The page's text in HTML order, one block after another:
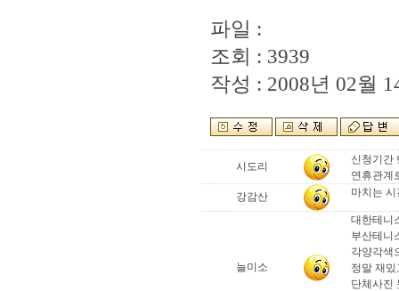
파일 :
조회 : 3939
작성 : 2008년 02월
시도리
신청기간
연휴관계
강감산
마치는
늘미소
대한테니
부산테니
각양각색
정말 재
단체사진